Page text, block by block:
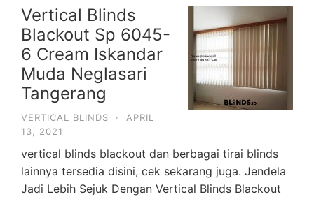
Vertical Blinds
Blackout Sp 6045-
6 Cream Iskandar
Muda Neglasari
Tangerang
VERTICAL BLINDS ·
APRIL
13, 2021
vertical blinds blackout dan berbagai tirai blinds
lainnya tersedia disini, cek sekarang juga. Jendela
Jadi Lebih Sejuk Dengan Vertical Blinds Blackout